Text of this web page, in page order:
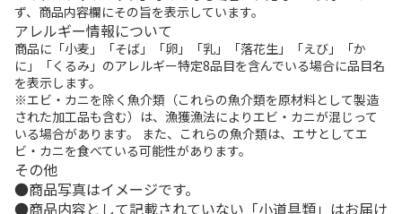
ず、商品内容欄にその旨を表示しています。
アレルギー情報について
商品に「小麦」「そば」「卵」「乳」「落花生」「えび」「か
に」「くるみ」のアレルギー特定8品目を含んでいる場合に品目名
を表示します。
※エビ・カニを除く魚介類（これらの魚介類を原材料として製造
された加工品も含む）は、漁獲漁法によりエビ・カニが混じって
いる場合があります。 また、これらの魚介類は、エサとしてエ
ビ・カニを食べている可能性があります。
その他
商品写真はイメージです。
商品内容として記載されていない「小道具類」はお届け